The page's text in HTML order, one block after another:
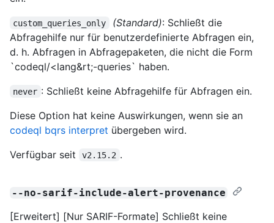
custom_queries_only (Standard): Schließt die
Abfragehilfe nur für benutzerdefinierte Abfragen ein,
d. h. Abfragen in Abfragepaketen, die nicht die Form
`codeql/<lang&rt;-queries` haben.
never : Schließt keine Abfragehilfe für Abfragen ein.
Diese Option hat keine Auswirkungen, wenn sie an
codeql bqrs interpret übergeben wird.
Verfügbar seit
v2.15.2 .
--no-sarif-include-alert-provenance
[Erweitert] [Nur SARIF-Formate] Schließt keine